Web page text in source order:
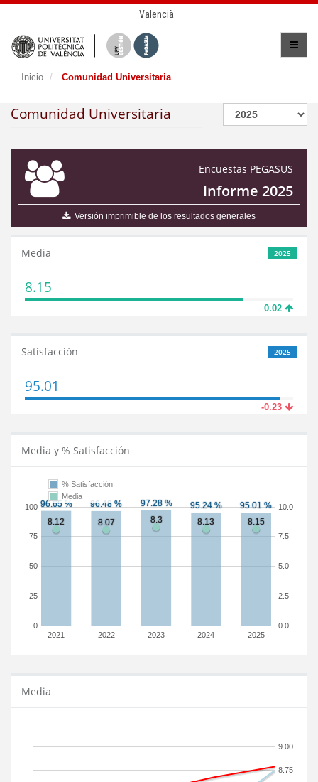
Valencià
Inicio Comunidad Universitaria
Comunidad Universitaria
Encuestas PEGASUS
Informe 2025
Versión imprimible de los resultados generales
2025
Media
8.15
0.02
2025
Satisfacción
95.01
-0.23
Media y % Satisfacción
2021 2022 2023 2024 2025
0
25
50
75
100
0.0
2.5
5.0
7.5
10.0
% Satisfacción
Media
Media
8.75
9.00